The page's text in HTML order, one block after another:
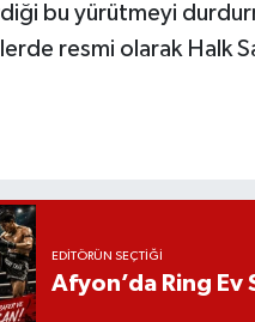
bu yürütmeyi
resmi olarak Halk
EDITÖRÜN SEÇTIĞI
Afyon’da Ring Ev